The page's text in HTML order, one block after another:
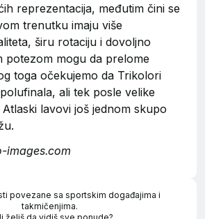
reprezentacija, međutim čini se
trenutku imaju više
širu rotaciju i dovoljno
potezom mogu da prelome
toga očekujemo da Trikolori
ali tek posle velike
lavovi još jednom skupo
images.com
povezane sa sportskim događajima i
takmičenjima.